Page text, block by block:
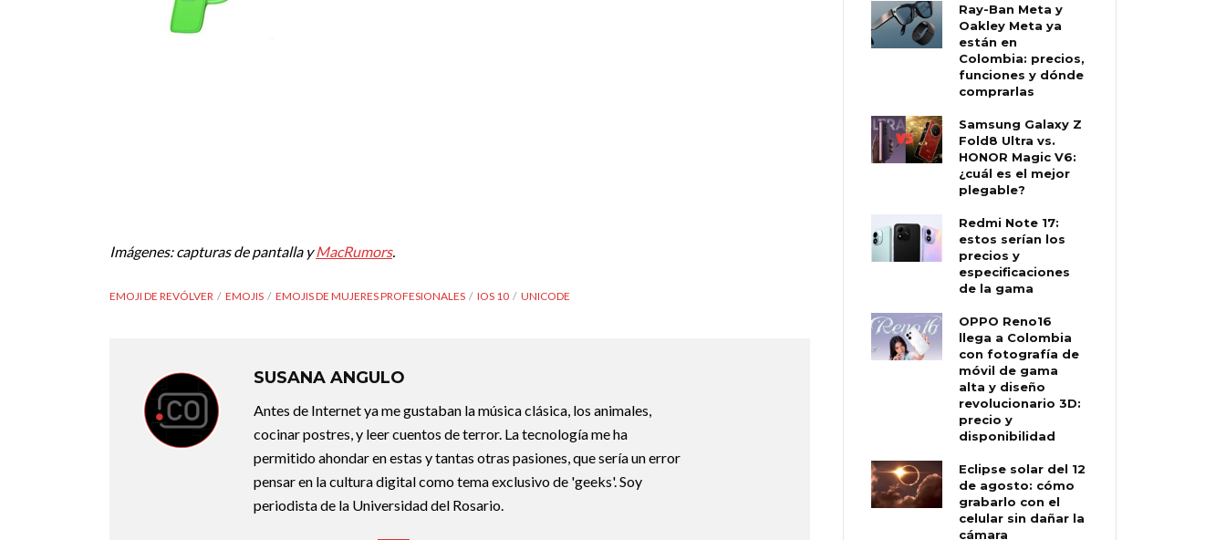
Imágenes: capturas de pantalla yMacRumors.
EMOJI DE REVÓLVER EMOJIS EMOJIS DE MUJERES PROFESIONALES IOS 10 UNICODE
SUSANA ANGULO
Antes de Internet ya me gustaban la música clásica, los animales,
cocinar postres, y leer cuentos de terror. La tecnología me ha
permitido ahondar en estas y tantas otras pasiones, que sería un error
pensar en la cultura digital como tema exclusivo de 'geeks'. Soy
periodista de la Universidad del Rosario.
Ray-Ban Meta y
Oakley Meta ya
están en
Colombia: precios,
funciones y dónde
comprarlas
Samsung Galaxy Z
Fold8 Ultra vs.
HONOR Magic V6:
¿cuál es el mejor
plegable?
Redmi Note 17:
estos serían los
precios y
especificaciones
de la gama
OPPO Reno16
llega a Colombia
con fotografía de
móvil de gama
alta y diseño
revolucionario 3D:
precio y
disponibilidad
Eclipse solar del 12
de agosto: cómo
grabarlo con el
celular sin dañar la
cámara